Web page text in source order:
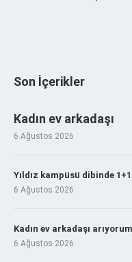
Son İçerikler
Kadın ev arkadaşı
6 Ağustos 2026
Yıldız kampüsü dibinde
6 Ağustos 2026
Kadın ev arkadaşı
6 Ağustos 2026